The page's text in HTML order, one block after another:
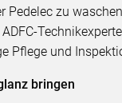
Pedelec zu
ADFC-
Pflege und
bringen